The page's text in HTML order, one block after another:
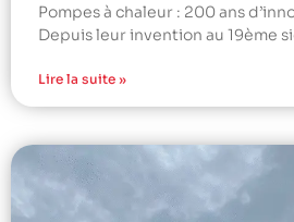
Pompes à chaleur : 200 ans
Depuis leur invention au 19ème
Lire la suite »